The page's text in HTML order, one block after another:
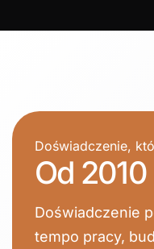
Doświadczenie,
Od
Doświadczenie
tempo pracy,